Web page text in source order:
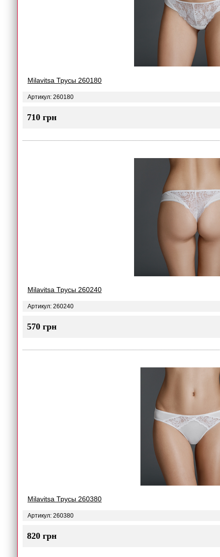
Milavitsa Трусы 260180
Артикул: 260180
710 грн
Milavitsa Трусы 260240
Артикул: 260240
570 грн
Milavitsa Трусы 260380
Артикул: 260380
820 грн